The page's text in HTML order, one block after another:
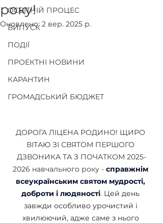
ОСВІТНІЙ ПРОЦЕС
ВИПУСК
ПОДІЇ
ПРОЕКТНІ НОВИНИ
КАРАНТИН
ГРОМАДСЬКИЙ БЮДЖЕТ
року!
Оновлено: 2 вер. 2025 р.
ДОРОГА ЛІЦЕНА РОДИНО! ЩИРО
ВІТАЮ ЗІ СВЯТОМ ПЕРШОГО
ДЗВОНИКА ТА З ПОЧАТКОМ 2025-
2026 навчального року - справжнім
всеукраїнським святом мудрості,
доброти і людяності. Цей день
завжди особливо урочистий і
хвилюючий, адже саме з нього